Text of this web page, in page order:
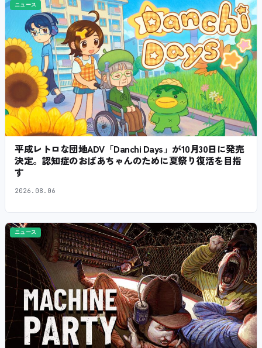
ニュース
平成レトロな団地ADV「Danchi Days」が10月30日に発売
決定。認知症のおばあちゃんのために夏祭り復活を目指
す
2026.08.06
ニュース